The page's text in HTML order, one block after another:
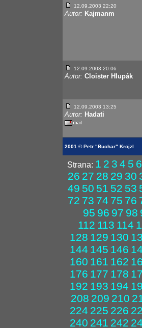
12.09.2003 22:20
Autor: Kajmanm
12.09.2003 20:06
Autor: Cloister Hlupák
12.09.2003 13:25
Autor: Hadati
2001 © Petr "Buchar" Krojzl
Strana: 1 2 3 4 5 6
26 27 28 29 30
49 50 51 52 53
72 73 74 75 76
95 96 97 98
112 113 114
128 129 130
144 145 146
160 161 162
176 177 178
192 193 194
208 209 210
224 225 226
240 241 242